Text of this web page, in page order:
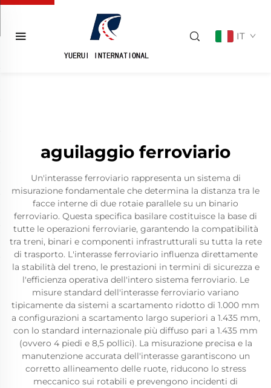
IT
aguilaggio ferroviario
Un'interasse ferroviario rappresenta un sistema di
misurazione fondamentale che determina la distanza tra le
facce interne di due rotaie parallele su un binario
ferroviario. Questa specifica basilare costituisce la base di
tutte le operazioni ferroviarie, garantendo la compatibilità
tra treni, binari e componenti infrastrutturali su tutta la rete
di trasporto. L'interasse ferroviario influenza direttamente
la stabilità del treno, le prestazioni in termini di sicurezza e
l'efficienza operativa dell'intero sistema ferroviario. Le
misure standard dell'interasse ferroviario variano
tipicamente da sistemi a scartamento ridotto di 1.000 mm
a configurazioni a scartamento largo superiori a 1.435 mm,
con lo standard internazionale più diffuso pari a 1.435 mm
(ovvero 4 piedi e 8,5 pollici). La misurazione precisa e la
manutenzione accurata dell'interasse garantiscono un
corretto allineamento delle ruote, riducono lo stress
meccanico sui rotabili e prevengono incidenti di